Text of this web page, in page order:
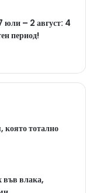
юли – 2 август: 4
период!
която тотално
във влака,